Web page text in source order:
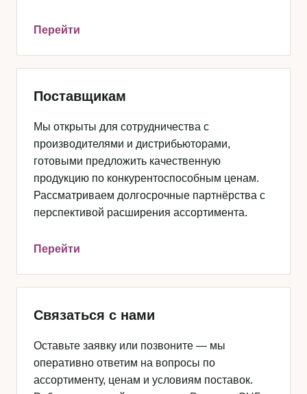
Перейти
Поставщикам
Мы открыты для сотрудничества с
производителями и дистрибьюторами,
готовыми предложить качественную
продукцию по конкурентоспособным ценам.
Рассматриваем долгосрочные партнёрства с
перспективой расширения ассортимента.
Перейти
Связаться с нами
Оставьте заявку или позвоните — мы
оперативно ответим на вопросы по
ассортименту, ценам и условиям поставок.